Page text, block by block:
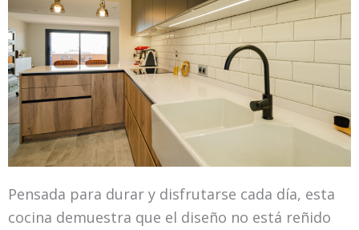
Pensada para durar y disfrutarse cada día, esta
cocina demuestra que el diseño no está reñido